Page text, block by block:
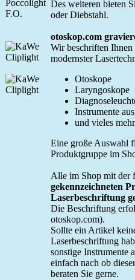
Des weiteren bieten
oder Diebstahl.
otoskop.com
Wir beschriften
modernster
Otoskope
Laryngoskope
Instrumente
und vieles mehr
Eine große Auswahl
Produktgruppe im
Alle im Shop mit der
gekennzeichneten
Laserbeschriftung
Die Beschriftung
otoskop.com).
Sollte ein Artikel
Laserbeschriftung
sonstige Instrumente
einfach nach ob
beraten Sie gerne.